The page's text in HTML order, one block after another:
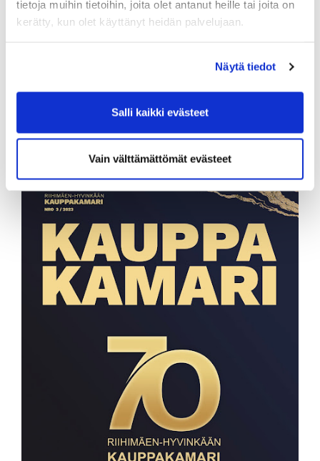
tietoja muihin tietoihin, joita olet antanut heille tai joita on
kerätty, kun olet käyttänyt heidän palvelujaan.
Näytä tiedot
Salli kaikki evästeet
Vain välttämättömät evästeet